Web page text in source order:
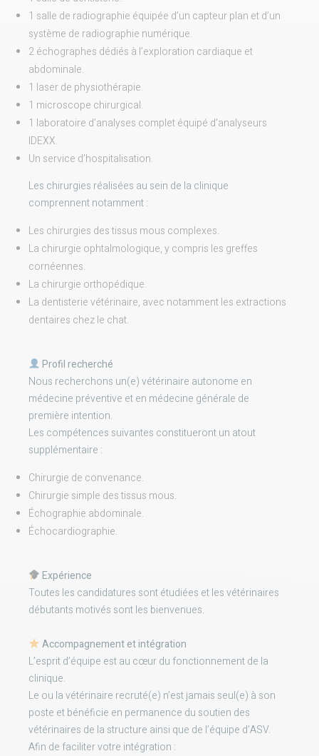
1 salle de radiographie équipée d’un capteur plan et d’un
système de radiographie numérique.
2 échographes dédiés à l’exploration cardiaque et
abdominale.
1 laser de physiothérapie.
1 microscope chirurgical.
1 laboratoire d’analyses complet équipé d’analyseurs
IDEXX.
Un service d’hospitalisation.
Les chirurgies réalisées au sein de la clinique
comprennent notamment :
Les chirurgies des tissus mous complexes.
La chirurgie ophtalmologique, y compris les greffes
cornéennes.
La chirurgie orthopédique.
La dentisterie vétérinaire, avec notamment les extractions
dentaires chez le chat.
Profil recherché
Nous recherchons un(e) vétérinaire autonome en
médecine préventive et en médecine générale de
première intention.
Les compétences suivantes constitueront un atout
supplémentaire :
Chirurgie de convenance.
Chirurgie simple des tissus mous.
Échographie abdominale.
Échocardiographie.
Expérience
Toutes les candidatures sont étudiées et les vétérinaires
débutants motivés sont les bienvenues.
Accompagnement et intégration
L’esprit d’équipe est au cœur du fonctionnement de la
clinique.
Le ou la vétérinaire recruté(e) n’est jamais seul(e) à son
poste et bénéficie en permanence du soutien des
vétérinaires de la structure ainsi que de l’équipe d’ASV.
Afin de faciliter votre intégration :